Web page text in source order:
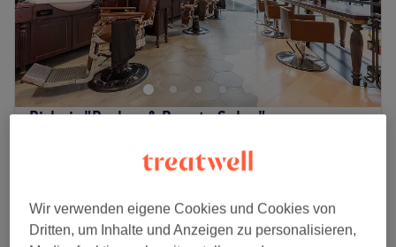
Bishair "Barber & Beauty Salon"
Schadowstraße, Düsseldorf
Auf Karte anzeigen
30 Min.
Schnellansicht Saloninfos
Wir verwenden eigene Cookies und Cookies von
Dritten, um Inhalte und Anzeigen zu personalisieren,